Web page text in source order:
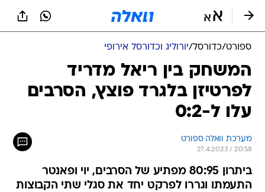
ספורט/כדורסל/יורוליג וכדורסל אירופי
המשחק בין ריאל מדריד
לפרטיזן בלגרד פוצץ, הסרבים
עלו ל-0:2
מערכת וואלה ספורט
27.4.2023 / 20:58
ביתרון 80:95 מפתיע של הסרבים, יוי ופאנטר
התעמתו וגררו לפרקט יחד את סגלי שתי הקבוצות